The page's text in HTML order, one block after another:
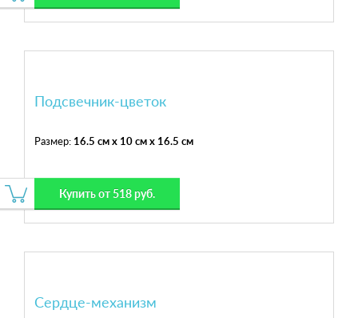
Подсвечник-цветок
Размер: 16.5 см x 10 см x 16.5 см
Купить от 518 руб.
Сердце-механизм